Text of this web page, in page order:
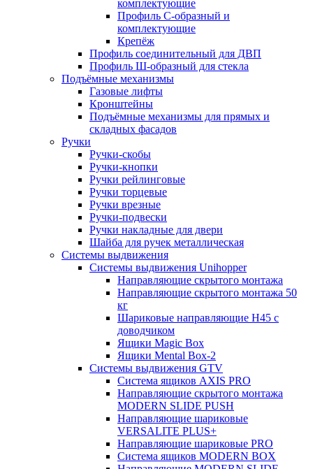
комплектующие
Профиль C-образный и
комплектующие
Крепёж
Профиль соединительный для ДВП
Профиль Ш-образный для стекла
Подъёмные механизмы
Газовые лифты
Кронштейны
Подъёмные механизмы для прямых и
складных фасадов
Ручки
Ручки-скобы
Ручки-кнопки
Ручки рейлинговые
Ручки торцевые
Ручки врезные
Ручки-подвески
Ручки накладные для двери
Шайба для ручек металлическая
Системы выдвижения
Системы выдвижения Unihopper
Направляющие скрытого монтажа
Направляющие скрытого монтажа 50
кг
Шариковые направляющие H45 с
доводчиком
Ящики Magic Box
Ящики Mental Box-2
Системы выдвижения GTV
Система ящиков AXIS PRO
Направляющие скрытого монтажа
MODERN SLIDE PUSH
Направляющие шариковые
VERSALITE PLUS+
Направляющие шариковые PRO
Система ящиков MODERN BOX